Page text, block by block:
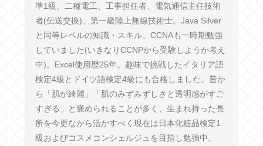
準1級、二種電工、工事担任者、電気通信主任技術
者(伝送交換)、第一級陸上無線技術士。Java Silver
と同等レベルの知識・スキル。CCNAも一時期勉強
していました(いきなりCCNPから受験しようか考え
中)。Excel使用歴25年。趣味で挑戦したイタリア語
検定4級とドイツ語検定4級にも合格しました。昔か
ら「肌が綺麗」「肌のみずみずしさと透明感がすご
すぎる」と褒められることが多く、生まれ持った長
所を今更ながら活かすべく現在は日本化粧品検定1
級およびコスメコンシェルジュを目指し勉強中。